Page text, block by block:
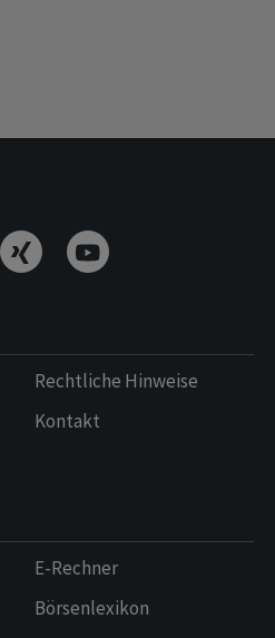
Rechtliche Hinweise
Kontakt
E-Rechner
Börsenlexikon